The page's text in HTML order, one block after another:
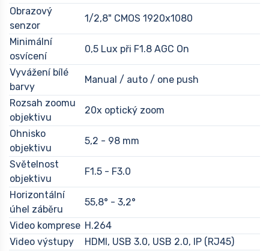
Obrazový
senzor
1/2,8" CMOS 1920x1080
Minimální
osvícení
0,5 Lux při F1.8 AGC On
Vyvážení bílé
barvy
Manual / auto / one push
Rozsah zoomu
objektivu
20x optický zoom
Ohnisko
objektivu
5,2 - 98 mm
Světelnost
objektivu
F1.5 - F3.0
Horizontální
úhel záběru
55,8° - 3,2°
Video komprese H.264
Video výstupy
HDMI, USB 3.0, USB 2.0, IP (RJ45)